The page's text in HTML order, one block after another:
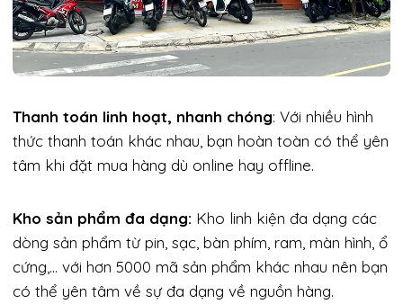
Thanh toán linh hoạt, nhanh chóng: Với nhiều hình
thức thanh toán khác nhau, bạn hoàn toàn có thể yên
tâm khi đặt mua hàng dù online hay offline.
Kho sản phẩm đa dạng: Kho linh kiện đa dạng các
dòng sản phẩm từ pin, sạc, bàn phím, ram, màn hình, ổ
cứng,… với hơn 5000 mã sản phẩm khác nhau nên bạn
có thể yên tâm về sự đa dạng về nguồn hàng.